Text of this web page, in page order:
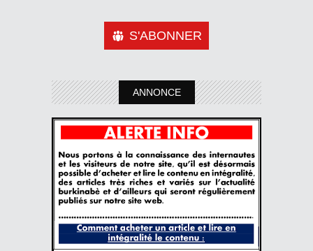
S'ABONNER
ANNONCE